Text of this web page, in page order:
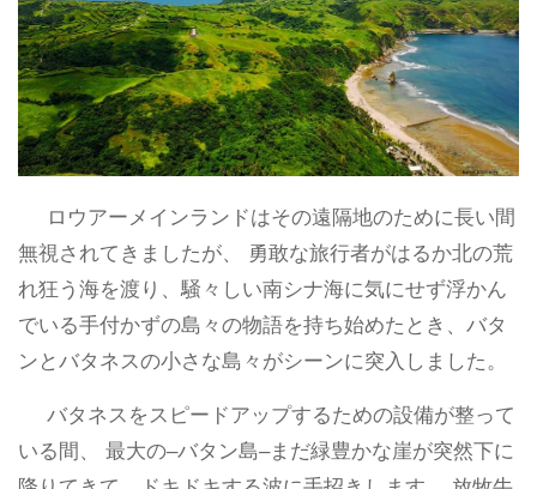
ロウアーメインランドはその遠隔地のために長い間
無視されてきましたが、 勇敢な旅行者がはるか北の荒
れ狂う海を渡り、騒々しい南シナ海に気にせず浮かん
でいる手付かずの島々の物語を持ち始めたとき、バタ
ンとバタネスの小さな島々がシーンに突入しました。
バタネスをスピードアップするための設備が整って
いる間、 最大の–バタン島–まだ緑豊かな崖が突然下に